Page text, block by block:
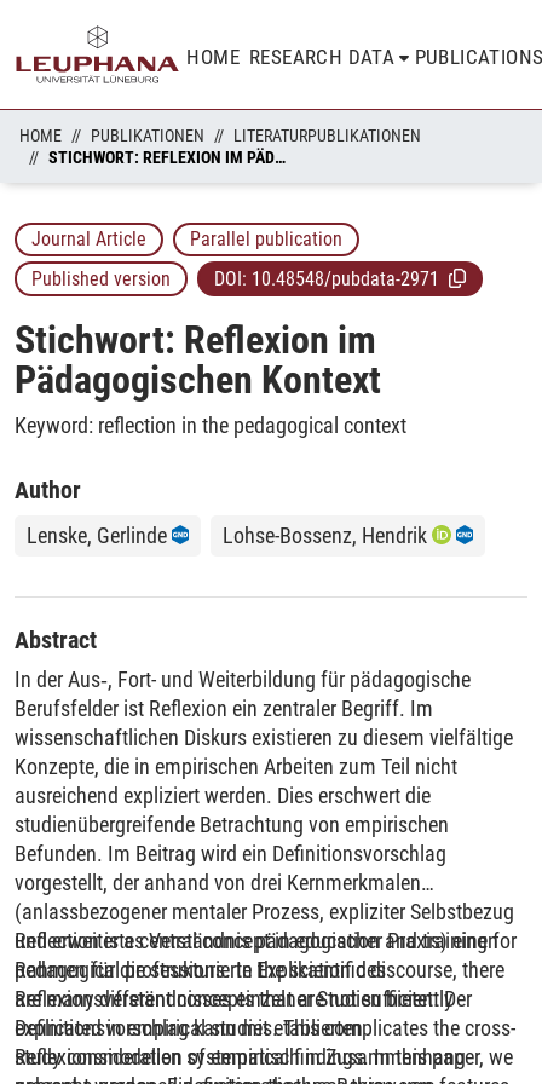
HOME RESEARCH DATA
HOME PUBLIKATIONEN
LITERATURPUBLIKATIONEN
STICHWORT: REFLEXION IM PÄDAGOGISCHEN KONTEXT
Journal Article
Parallel publication
Published version
DOI: 10.48548/pubdata-2971
Stichwort: Reflexion im
Pädagogischen Kontext
Keyword: reflection in the pedagogical context
Author
Lenske, Gerlinde Lohse-Bossenz, Hendrik
Abstract
In der Aus‑, Fort- und Weiterbildung für pädagogische
Berufsfelder ist Reflexion ein zentraler Begriff. Im
wissenschaftlichen Diskurs existieren zu diesem vielfältige
Konzepte, die in empirischen Arbeiten zum Teil nicht
ausreichend expliziert werden. Dies erschwert die
studienübergreifende Betrachtung von empirischen
Befunden. Im Beitrag wird ein Definitionsvorschlag
vorgestellt, der anhand von drei Kernmerkmalen
(anlassbezogener mentaler Prozess, expliziter Selbstbezug
und erweitertes Verständnis pädagogischer Praxis) einen
Rahmen für die strukturierte Explikation des
Reflexionsverständnisses einzelner Studien bietet. Der
Definitionsvorschlag kann mit etablierten
Reflexionsmodellen systematisch in Zusammenhang
Reflection is a central concept in education and training for
pedagogical professions. In the scientific discourse, there
are many different concepts that are not sufficiently
explicated in empirical studies. This complicates the cross-
study consideration of empirical findings. In this paper, we